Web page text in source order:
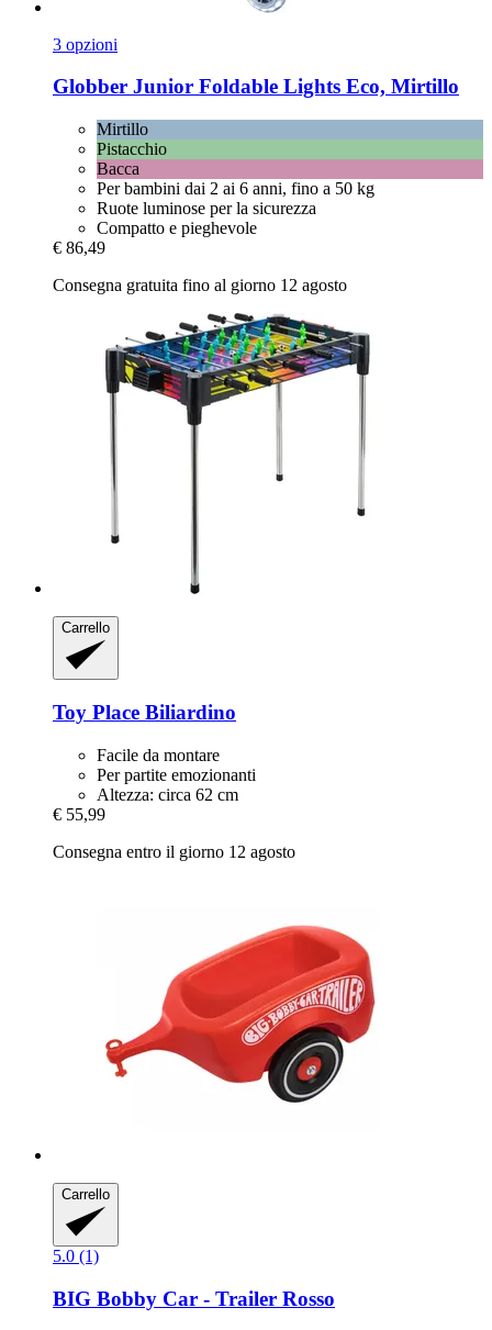
3 opzioni
Globber Junior Foldable Lights Eco, Mirtillo
Mirtillo
Pistacchio
Bacca
Per bambini dai 2 ai 6 anni, fino a 50 kg
Ruote luminose per la sicurezza
Compatto e pieghevole
€ 86,49
Consegna gratuita fino al giorno 12 agosto
Carrello
Toy Place Biliardino
Facile da montare
Per partite emozionanti
Altezza: circa 62 cm
€ 55,99
Consegna entro il giorno 12 agosto
Carrello
5.0 (1)
BIG Bobby Car -​ Trailer Rosso